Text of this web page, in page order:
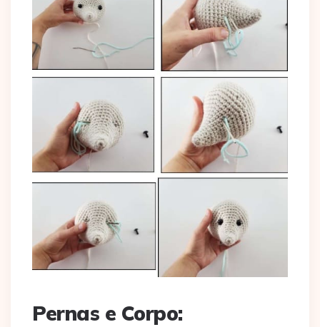
Pernas e Corpo: